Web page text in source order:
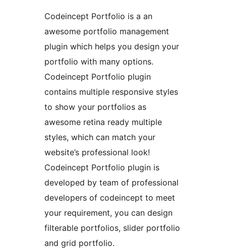
Codeincept Portfolio is a an
awesome portfolio management
plugin which helps you design your
portfolio with many options.
Codeincept Portfolio plugin
contains multiple responsive styles
to show your portfolios as
awesome retina ready multiple
styles, which can match your
website’s professional look!
Codeincept Portfolio plugin is
developed by team of professional
developers of codeincept to meet
your requirement, you can design
filterable portfolios, slider portfolio
and grid portfolio.